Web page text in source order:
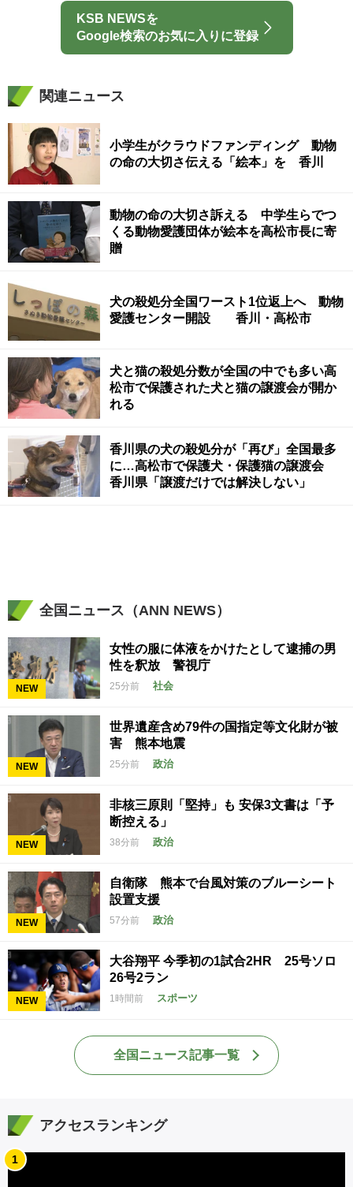
KSB NEWSを
Google検索のお気に入りに登録
関連ニュース
小学生がクラウドファンディング 動物
の命の大切さ伝える「絵本」を 香川
動物の命の大切さ訴える 中学生らでつ
くる動物愛護団体が絵本を高松市長に寄
贈
犬の殺処分全国ワースト1位返上へ 動物
愛護センター開設 香川・高松市
犬と猫の殺処分数が全国の中でも多い高
松市で保護された犬と猫の譲渡会が開か
れる
香川県の犬の殺処分が「再び」全国最多
に…高松市で保護犬・保護猫の譲渡会
香川県「譲渡だけでは解決しない」
全国ニュース（ANN NEWS）
NEW
女性の服に体液をかけたとして逮捕の男
性を釈放 警視庁
25分前 社会
NEW
世界遺産含め79件の国指定等文化財が被
害 熊本地震
25分前 政治
NEW
非核三原則「堅持」も 安保3文書は「予
断控える」
38分前 政治
NEW
自衛隊 熊本で台風対策のブルーシート
設置支援
57分前 政治
NEW
大谷翔平 今季初の1試合2HR 25号ソロ
26号2ラン
1時間前 スポーツ
全国ニュース記事一覧
アクセスランキング
1